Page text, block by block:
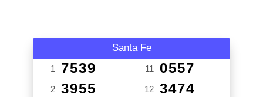
Santa Fe
1 7539
2 3955
11 0557
12 3474